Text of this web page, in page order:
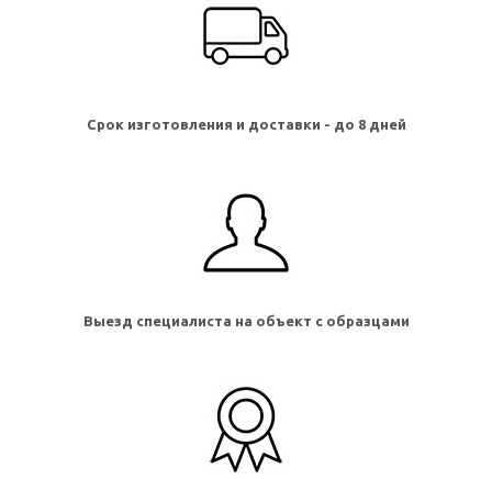
Срок изготовления и доставки - до 8 дней
Выезд специалиста на объект с образцами